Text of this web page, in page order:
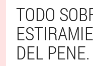
TODO
DEL PENE.